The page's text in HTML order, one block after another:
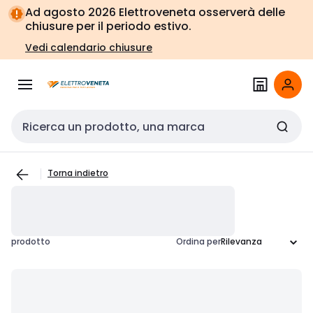
Vai alla
navigazione
Vai
alla
pagina
Ad agosto 2026 Elettroveneta osserverà delle
chiusure per il periodo estivo.
Vedi calendario chiusure
Cerca input
Torna indietro
prodotto Ordina per